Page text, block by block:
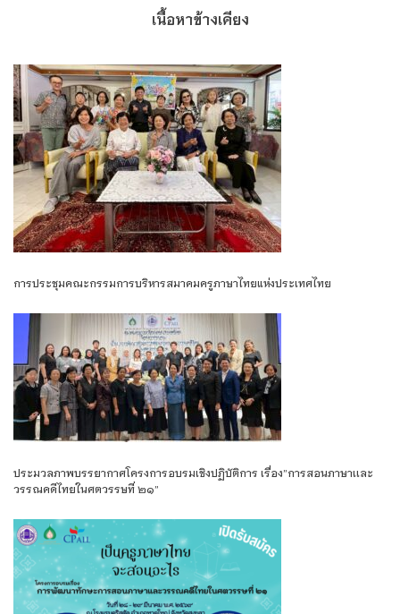
เนื้อหาข้างเคียง
การประชุมคณะกรรมการบริหารสมาคมครูภาษาไทยแห่งประเทศไทย
ประมวลภาพบรรยากาศโครงการอบรมเชิงปฏิบัติการ เรื่อง”การสอนภาษาเเละ
วรรณคดีไทยในศตวรรษที่ ๒๑”